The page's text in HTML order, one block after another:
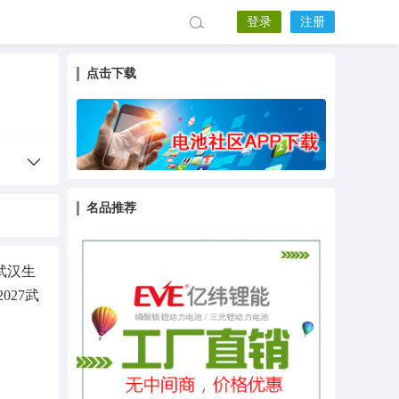
登录 注册
汉生
武
点击下载
名品推荐